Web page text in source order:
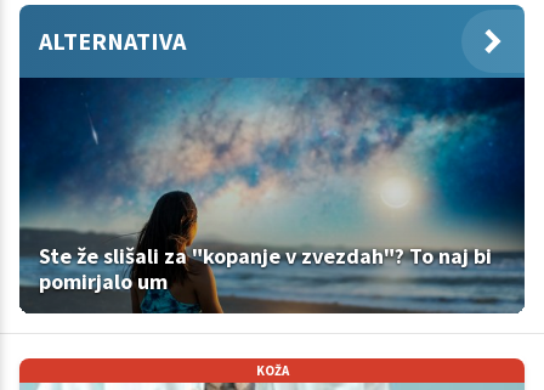
ALTERNATIVA
Ste že slišali za "kopanje v zvezdah"? To naj bi
pomirjalo um
KOŽA